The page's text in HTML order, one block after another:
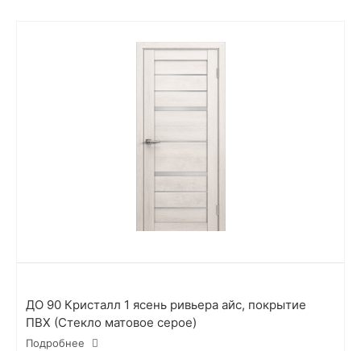
ДО 90 Кристалл 1 ясень ривьера айс, покрытие
ПВХ (Стекло матовое серое)
Подробнее